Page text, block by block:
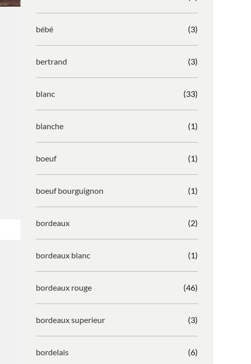
bébé (3)
bertrand (3)
blanc (33)
blanche (1)
boeuf (1)
boeuf bourguignon (1)
bordeaux (2)
bordeaux blanc (1)
bordeaux rouge (46)
bordeaux superieur (3)
bordelais (6)